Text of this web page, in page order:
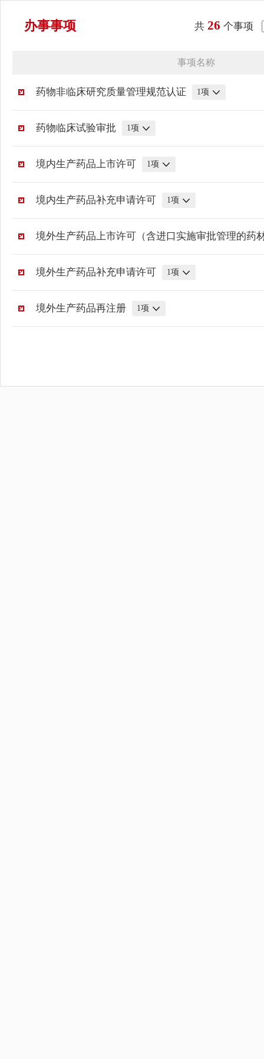
办事事项 共 26 个事项
事项名称
药物非临床研究质量管理规范认证 1项
药物临床试验审批 1项
境内生产药品上市许可 1项
境内生产药品补充申请许可 1项
境外生产药品补充申请许可 1项
境外生产药品再注册 1项